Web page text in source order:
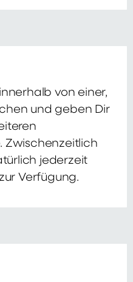
von einer,
und geben Dir
Zwischenzeitlich
jederzeit
Verfügung.